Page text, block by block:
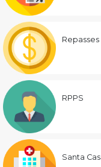
RPPS
Santa